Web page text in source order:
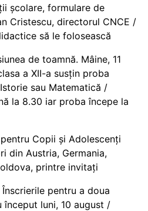
școlare, formulare de
Cristescu, directorul CNCE /
să le folosească
de toamnă. Mâine, 11
a XII-a susțin proba
sau Matematică /
la 8.30 iar proba începe la
Copii și Adolescenți
din Austria, Germania,
printre invitați
pentru a doua
luni, 10 august /